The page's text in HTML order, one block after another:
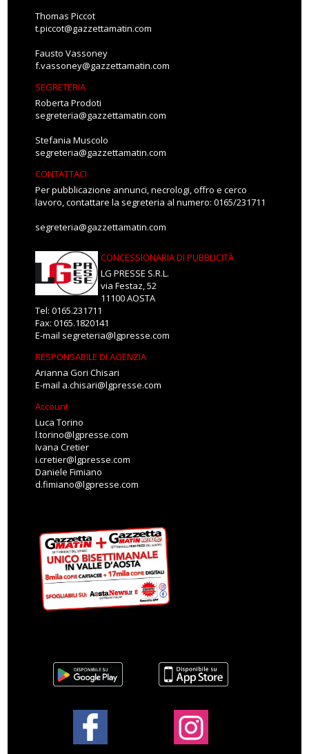
Thomas Piccot
t.piccot@gazzettamatin.com
Fausto Vassoney
f.vassoney@gazzettamatin.com
SEGRETERIA
Roberta Prodoti
segreteria@gazzettamatin.com
Stefania Muscolo
segreteria@gazzettamatin.com
CONTATTACI
Per pubblicazione annunci, necrologi, offro e cerco
lavoro, contattare la segreteria al numero: 0165/231711
segreteria@gazzettamatin.com
CONCESSIONARIA DI PUBBLICITÀ
LG PRESSE S.R.L.
via Festaz, 52
11100 AOSTA
Tel: 0165.231711
Fax: 0165.1820141
E-mail segreteria@lgpresse.com
RESPONSABILE DI AGENZIA
Arianna Gori Chisari
E-mail a.chisari@lgpresse.com
Account
Luca Torino
l.torino@lgpresse.com
Ivana Cretier
i.cretier@lgpresse.com
Daniele Fimiano
d.fimiano@lgpresse.com